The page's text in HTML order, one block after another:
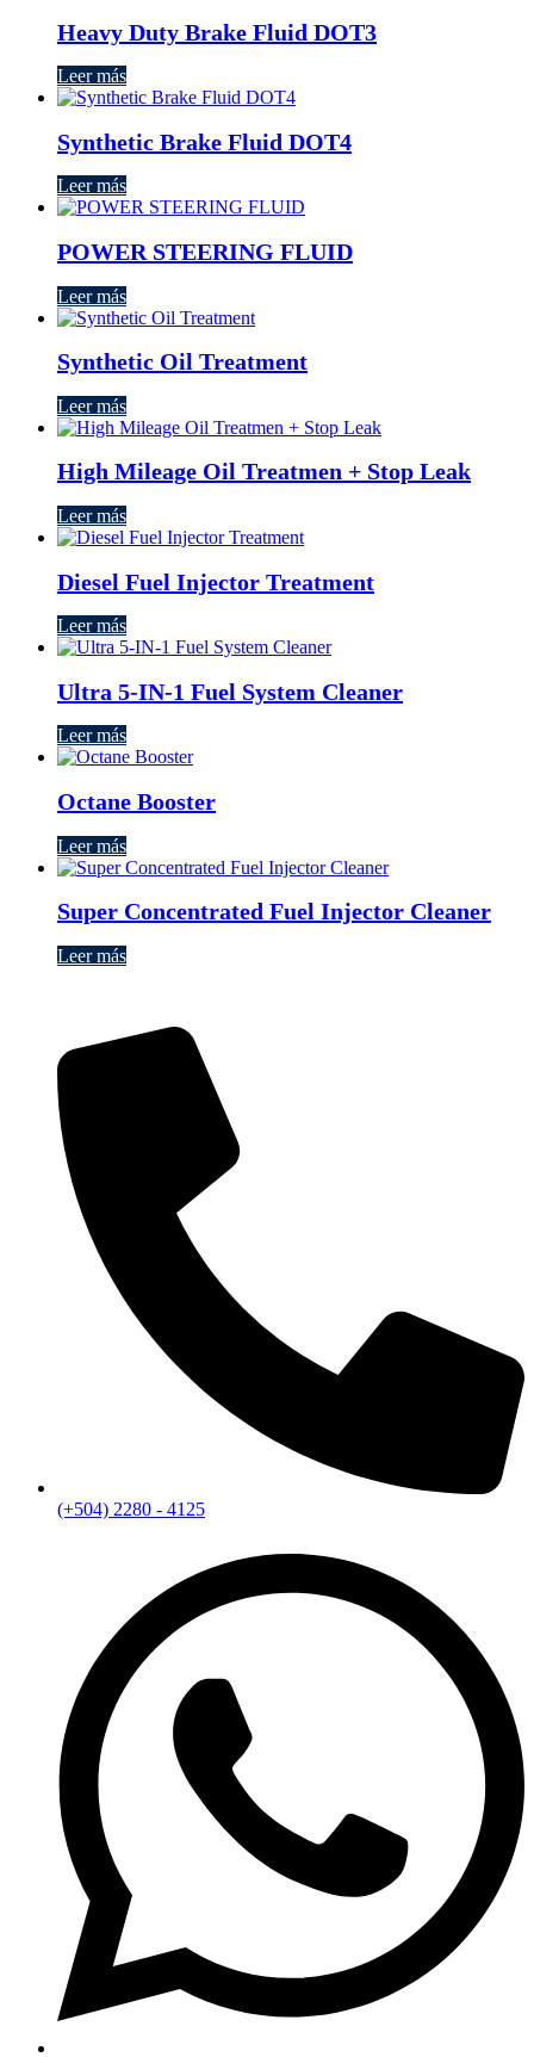
Heavy Duty Brake Fluid DOT3
Leer más
Synthetic Brake Fluid DOT4
Leer más
POWER STEERING FLUID
Leer más
Synthetic Oil Treatment
Leer más
High Mileage Oil Treatmen + Stop Leak
Leer más
Diesel Fuel Injector Treatment
Leer más
Ultra 5-IN-1 Fuel System Cleaner
Leer más
Octane Booster
Leer más
Super Concentrated Fuel Injector Cleaner
Leer más
(+504) 2280 - 4125